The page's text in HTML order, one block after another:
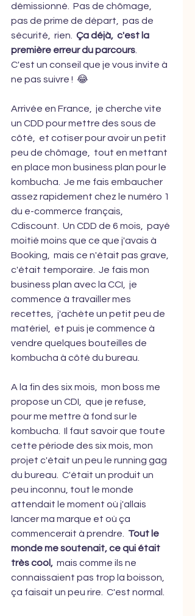
démissionné.  Pas de chômage,
pas de prime de départ,  pas de
sécurité,  rien. Ça déjà,  c'est la
première erreur du parcours
C'est un conseil que je vous invite à
ne pas suivre !  😂
Arrivée en France,  je cherche vite
un CDD pour mettre des sous de
côté,  et cotiser pour avoir un petit
peu de chômage,  tout en mettant
en place mon business plan pour le
kombucha.  Je me fais embaucher
assez rapidement chez le numéro 1
du e-commerce français,
Cdiscount.  Un CDD de 6 mois,  payé
moitié moins que ce que j'avais à
Booking,  mais ce n'était pas grave,
c'était temporaire.  Je fais mon
business plan avec la CCI,  je
commence à travailler mes
recettes,  j'achète un petit peu de
matériel,  et puis je commence à
vendre quelques bouteilles de
kombucha à côté du bureau.
A la fin des six mois,  mon boss me
propose un CDI,  que je refuse,
pour me mettre à fond sur le
kombucha.  Il faut savoir que toute
cette période des six mois, mon
projet c'était un peu le running gag
du bureau.  C'était un produit un
peu inconnu, tout le monde
attendait le moment où j'allais
lancer ma marque et où ça
commencerait à prendre. Tout le
monde me soutenait, ce qui était
très cool,
  mais comme ils ne
connaissaient pas trop la boisson,
ça faisait un peu rire.  C'est normal.